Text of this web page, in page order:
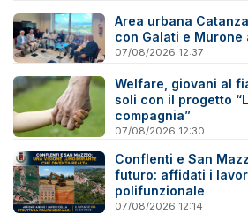
Area urbana
con Galati e Murone
07/08/2026 12:37
Welfare, giovani al
soli con il progetto
compagnia”
07/08/2026 12:30
Conflenti e San
futuro: affidati i
polifunzionale
07/08/2026 12:14